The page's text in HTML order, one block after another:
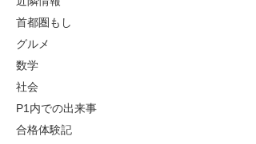
首都圏もし
グルメ
数学
社会
P1内での出来事
合格体験記